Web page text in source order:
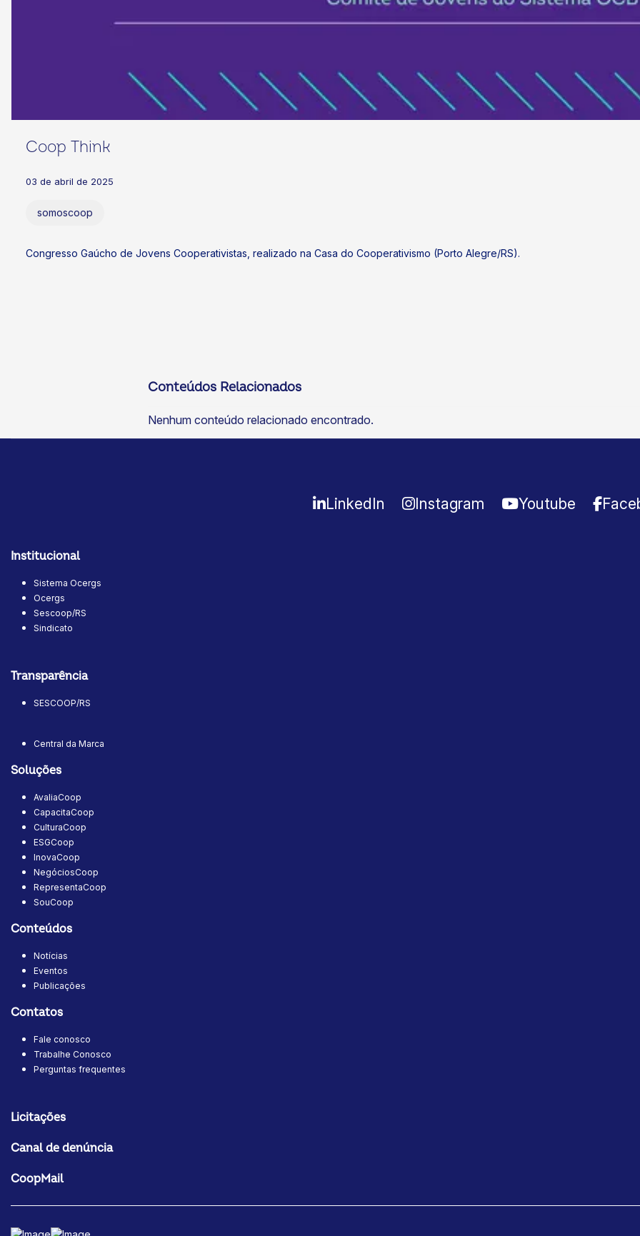
Coop Think
03 de abril de 2025
somoscoop
Congresso Gaúcho de Jovens Cooperativistas, realizado na Casa do Cooperativismo (Porto Alegre/RS).
Conteúdos Relacionados
Nenhum conteúdo relacionado encontrado.
LinkedIn Instagram Youtube
Institucional
Sistema Ocergs
Ocergs
Sescoop/RS
Sindicato
Transparência
SESCOOP/RS
Central da Marca
Soluções
AvaliaCoop
CapacitaCoop
CulturaCoop
ESGCoop
InovaCoop
NegóciosCoop
RepresentaCoop
SouCoop
Conteúdos
Notícias
Eventos
Publicações
Contatos
Fale conosco
Trabalhe Conosco
Perguntas frequentes
Licitações
Canal de denúncia
CoopMail